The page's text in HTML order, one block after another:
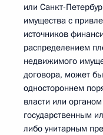
или Санкт-
имущества с
источников
распределением
недвижимого
договора, может
одностороннем
власти или
государственным
либо унитарным